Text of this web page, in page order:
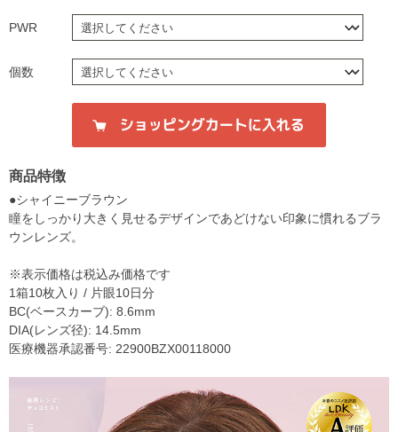
PWR
個数
商品特徴
●シャイニーブラウン
瞳をしっかり大きく見せるデザインであどけない印象に慣れるブラ
ウンレンズ。
※表示価格は税込み価格です
1箱10枚入り / 片眼10日分
BC(ベースカーブ): 8.6mm
DIA(レンズ径): 14.5mm
医療機器承認番号: 22900BZX00118000